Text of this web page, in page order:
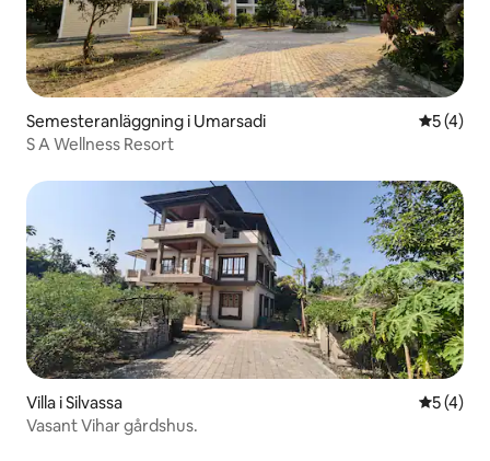
Semesteranläggning i Umarsadi 5 av 5 i
5 (4)
S A Wellness Resort
Villa i Silvassa 5 av 5 i
5 (4)
Vasant Vihar gårdshus.